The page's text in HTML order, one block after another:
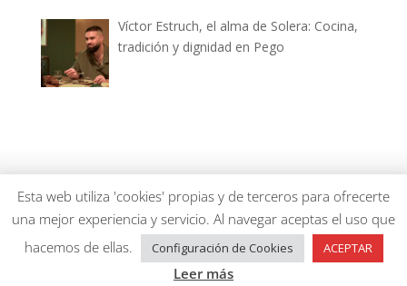
Víctor Estruch, el alma de Solera: Cocina,
tradición y dignidad en Pego
dianiagastronomica.com © 2026
Esta web utiliza 'cookies' propias y de terceros para ofrecerte
una mejor experiencia y servicio. Al navegar aceptas el uso que
hacemos de ellas.
Configuración de Cookies ACEPTAR
Leer más